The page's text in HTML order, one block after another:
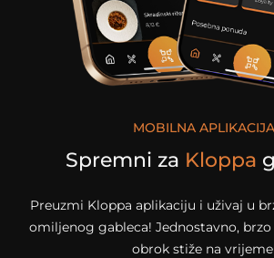
MOBILNA APLIKACIJA
Spremni za Kloppa
Preuzmi Kloppa aplikaciju i uživaj u
omiljenog gableca! Jednostavno,
obrok stiže na